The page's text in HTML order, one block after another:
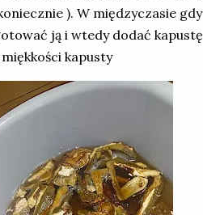
). W międzyczasie gdy
ją i wtedy dodać kapustę
kapusty